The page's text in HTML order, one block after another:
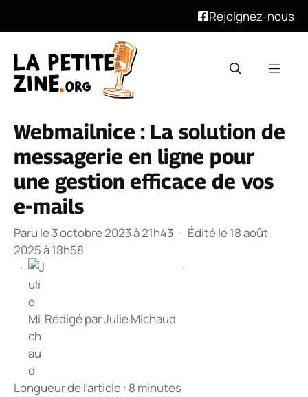
Rejoignez-nous
contenu
Webmailnice : La solution de
messagerie en ligne pour
une gestion efficace de vos
e-mails
Paru le 3 octobre 2023 à 21h43 · Édité le 18 août
2025 à 18h58
·
Rédigé parJulie Michaud
·
Longueur de l’article : 8 minutes